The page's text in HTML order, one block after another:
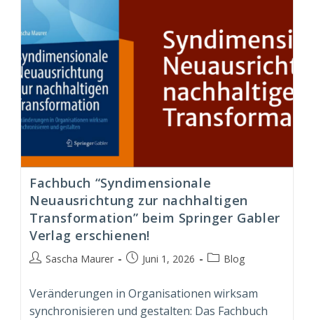
Fachbuch “Syndimensionale
Neuausrichtung zur nachhaltigen
Transformation” beim Springer Gabler
Verlag erschienen!
Beitrags-
Sascha Maurer
BeitragJuni 1, 2026
Beitrags-
Blog
Veränderungen in Organisationen wirksam
synchronisieren und gestalten: Das Fachbuch